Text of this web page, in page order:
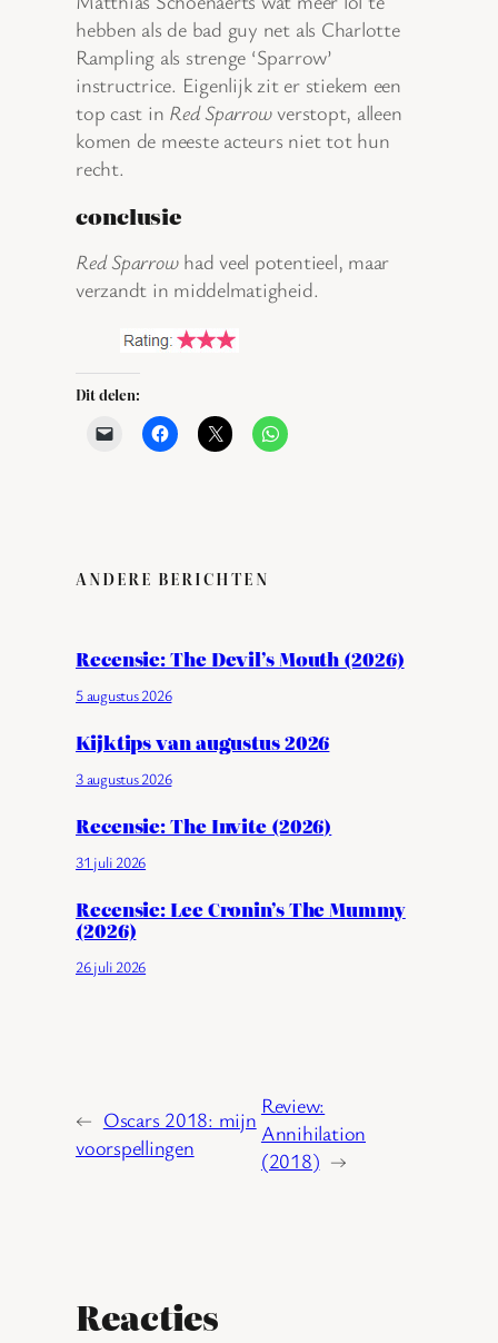
hebben als de bad guy net als Charlotte
Rampling als strenge ‘Sparrow’
instructrice. Eigenlijk zit er stiekem een
top cast in Red Sparrowverstopt, alleen
komen de meeste acteurs niet tot hun
recht.
conclusie
Red Sparrowhad veel potentieel, maar
verzandt in middelmatigheid.
Dit delen:
ANDERE BERICHTEN
Recensie: The Devil’s Mouth (2026)
5 augustus 2026
Kijktips van augustus 2026
3 augustus 2026
Recensie: The Invite (2026)
31 juli 2026
Recensie: Lee Cronin’s The Mummy
(2026)
26 juli 2026
← Oscars 2018: mijn
voorspellingen
Review:
Annihilation
(2018) →
Reacties